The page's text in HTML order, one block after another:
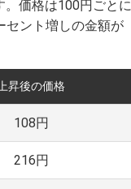
価格は100円ごとに
セント増しの金額が
昇後の価格
108円
216円